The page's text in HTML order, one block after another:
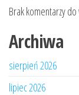
Brak komentarzy
Archiwa
sierpień 2026
lipiec 2026